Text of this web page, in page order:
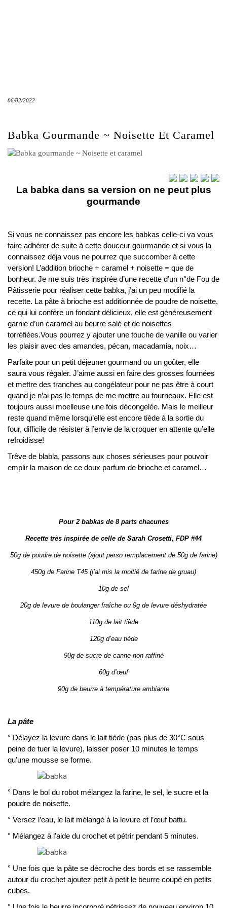
06/02/2022
Babka Gourmande ~ Noisette Et Caramel
La babka dans sa version on ne peut plus
gourmande
Si vous ne connaissez pas encore les babkas celle-ci va vous
faire adhérer de suite à cette douceur gourmande et si vous la
connaissez déja vous ne pourrez que succomber à cette
version! L’addition brioche + caramel + noisette = que de
bonheur. Je me suis très inspirée d’une recette d’un n°de Fou de
Pâtisserie pour réaliser cette babka, j’ai un peu modifié la
recette. La pâte à brioche est additionnée de poudre de noisette,
ce qui lui confère un fondant délicieux, elle est généreusement
garnie d’un caramel au beurre salé et de noisettes
torréfiées.Vous pourrez y ajouter une touche de vanille ou varier
les plaisir avec des amandes, pécan, macadamia, noix…
Parfaite pour un petit déjeuner gourmand ou un goûter, elle
saura vous régaler. J’aime aussi en faire des grosses fournées
et mettre des tranches au congélateur pour ne pas être à court
quand je n’ai pas le temps de me mettre au fourneaux. Elle est
toujours aussi moelleuse une fois décongelée. Mais le meilleur
reste quand même lorsqu’elle est encore tiède à la sortie du
four, difficile de résister à l’envie de la croquer en attente qu’elle
refroidisse!
Trêve de blabla, passons aux choses sérieuses pour pouvoir
emplir la maison de ce doux parfum de brioche et caramel…
Pour 2 babkas de 8 parts chacunes
Recette très inspirée de celle de Sarah Crosetti, FDP #44
50g de poudre de noisette (ajout perso remplacement de 50g de farine)
450g de Farine T45 (j’ai mis la moitié de farine de gruau)
10g de sel
20g de levure de boulanger fraîche ou 9g de levure déshydratée
110g de lait tiède
120g d’eau tiède
90g de sucre de canne non raffiné
60g d’œuf
90g de beurre à température ambiante
La pâte
° Délayez la levure dans le lait tiède (pas plus de 30°C sous
peine de tuer la levure), laisser poser 10 minutes le temps
qu’une mousse se forme.
° Dans le bol du robot mélangez la farine, le sel, le sucre et la
poudre de noisette.
° Versez l’eau, le lait mélangé à la levure et l’œuf battu.
° Mélangez à l’aide du crochet et pétrir pendant 5 minutes.
° Une fois que la pâte se décroche des bords et se rassemble
autour du crochet ajoutez petit à petit le beurre coupé en petits
cubes.